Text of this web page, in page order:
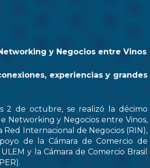
y Negocios entre Vinos
experiencias y grandes
2 de octubre, se realizó la décimo
Networking y Negocios entre Vinos,
Red Internacional de Negocios (RIN),
de la Cámara de Comercio de
ULEM y la Cámara de Comercio Brasil